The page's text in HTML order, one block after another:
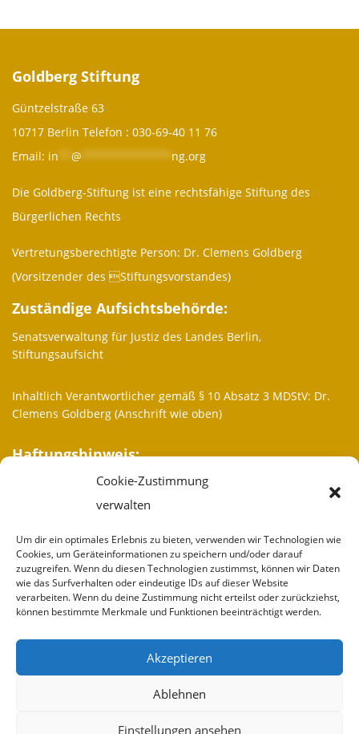
Cookie-Zustimmung
verwalten
Um dir ein optimales Erlebnis zu bieten, verwenden wir Technologien wie
Cookies, um Geräteinformationen zu speichern und/oder darauf
zuzugreifen. Wenn du diesen Technologien zustimmst, können wir Daten
wie das Surfverhalten oder eindeutige IDs auf dieser Website
verarbeiten. Wenn du deine Zustimmung nicht erteilst oder zurückziehst,
können bestimmte Merkmale und Funktionen beeinträchtigt werden.
Akzeptieren
Ablehnen
Einstellungen ansehen
Goldberg Stiftung
Güntzelstraße 63
10717 Berlin Telefon : 030-69-40 11 76
Email: in @ ************** ng.org
Die Goldberg-Stiftung ist eine rechtsfähige Stiftung des
Bürgerlichen Rechts
Vertretungsberechtigte Person: Dr. Clemens Goldberg
(Vorsitzender des Stiftungsvorstandes)
Zuständige Aufsichtsbehörde:
Senatsverwaltung für Justiz des Landes Berlin,
Stiftungsaufsicht
Inhaltlich Verantwortlicher gemäß § 10 Absatz 3 MDStV: Dr.
Clemens Goldberg (Anschrift wie oben)
Haftungshinweis:
Trotz sorgfältiger inhaltlicher Kontrolle übernehmen wir keine
Haftung für die Inhalte externer Links. Für den Inhalt der
verantwortlich.
More informations
Who we are
Partner
Donate